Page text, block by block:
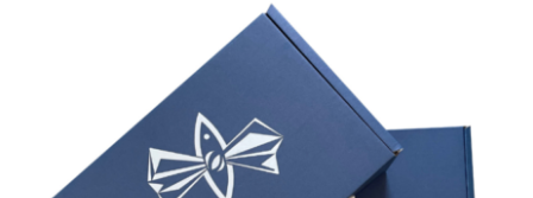
AJOUTER AU PANIER